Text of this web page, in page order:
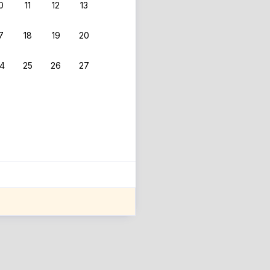
11 12 13
18 19 20
25 26 27